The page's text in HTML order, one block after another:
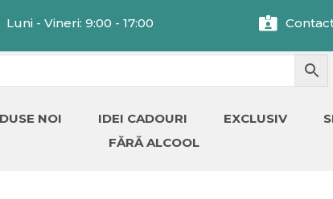
Luni - Vineri: 9:00 - 17:00
NOI IDEI CADOURI EXCLUSIV
FĂRĂ ALCOOL